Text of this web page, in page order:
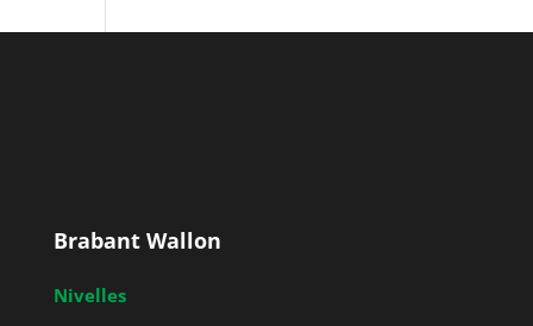
Brabant Wallon
Nivelles